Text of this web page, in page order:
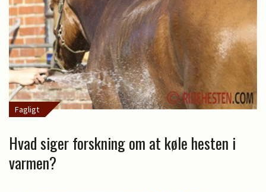
Fagligt
Hvad siger forskning om at køle hesten i
varmen?